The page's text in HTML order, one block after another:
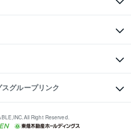
」
ポリシー
取引専用の相談・お問い合わせ窓口）
メールなどの送付停止について
貨店のブライダルクラブ
ブルスタッフ株式会社まで
れものセレクション
グループリンク
Right Reserved.